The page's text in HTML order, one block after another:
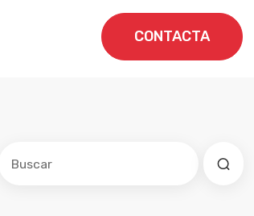
CONTACTA